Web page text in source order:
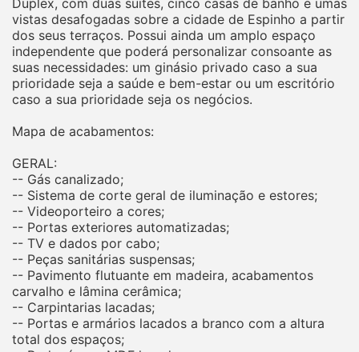
Duplex, com duas suites, cinco casas de banho e umas
vistas desafogadas sobre a cidade de Espinho a partir
dos seus terraços. Possui ainda um amplo espaço
independente que poderá personalizar consoante as
suas necessidades: um ginásio privado caso a sua
prioridade seja a saúde e bem-estar ou um escritório
caso a sua prioridade seja os negócios.
Mapa de acabamentos:
GERAL:
-- Gás canalizado;
-- Sistema de corte geral de iluminação e estores;
-- Videoporteiro a cores;
-- Portas exteriores automatizadas;
-- TV e dados por cabo;
-- Peças sanitárias suspensas;
-- Pavimento flutuante em madeira, acabamentos
carvalho e lâmina cerâmica;
-- Carpintarias lacadas;
-- Portas e armários lacados a branco com a altura
total dos espaços;